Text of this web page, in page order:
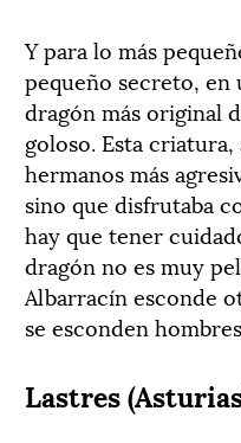
Y para lo más
pequeño secreto, en
dragón más original
goloso. Esta
hermanos más
sino que disfrutaba
hay que tener
dragón no es muy
Albarracín esconde
se esconden
Lastres